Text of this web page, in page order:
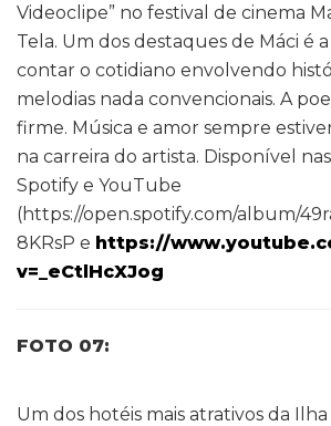
Videoclipe” no festival de cinema
Tela. Um dos destaques de Máci é
contar o cotidiano envolvendo
melodias nada convencionais. A
firme. Música e amor sempre
na carreira do artista. Disponível
Spotify e YouTube
(https://open.spotify.com/album/
8KRsP e https://
v=_eCtlHcXJog
FOTO 07:
Um dos hotéis mais atrativos da